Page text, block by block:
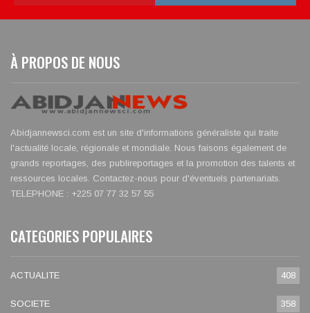
À PROPOS DE NOUS
Abidjannewsci.com est un site d'informations généraliste qui traite
l'actualité locale, régionale et mondiale. Nous faisons également de
grands reportages, des publireportages et la promotion des talents et
ressources locales. Contactez-nous pour d'éventuels partenariats.
TELEPHONE : +225 07 77 32 57 55
CATEGORIES POPULAIRES
ACTUALITE 408
SOCIETE 358